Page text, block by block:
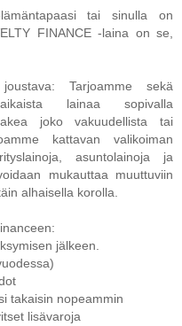
tai sinulla on
FINANCE -laina on se,
Tarjoamme sekä
lainaa sopivalla
joko vakuudellista tai
kattavan valikoiman
asuntolainoja ja
mukauttaa muuttuviin
alhaisella korolla.
jälkeen.
takaisin nopeammin
lisävaroja